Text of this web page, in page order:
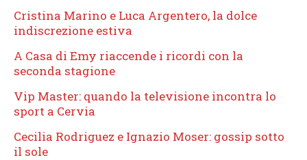
Cristina Marino e Luca Argentero, la dolce
indiscrezione estiva
A Casa di Emy riaccende i ricordi con la
seconda stagione
Vip Master: quando la televisione incontra lo
sport a Cervia
Cecilia Rodriguez e Ignazio Moser: gossip sotto
il sole